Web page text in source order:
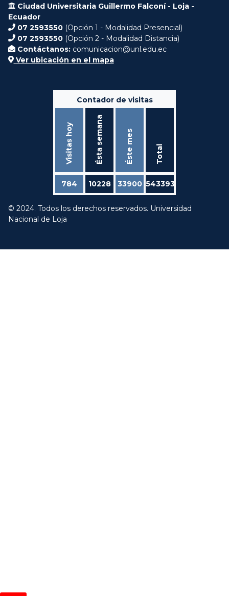
Ciudad Universitaria Guillermo Falconí - Loja -
Ecuador
07 2593550 (Opción 1 - Modalidad Presencial)
07 2593550 (Opción 2 - Modalidad Distancia)
Contáctanos: comunicacion@unl.edu.ec
Ver ubicación en el mapa
Contador de visitas
Visitas hoy Ésta semana Éste mes Total
784 10228 33900 543393
© 2024. Todos los derechos reservados. Universidad
Nacional de Loja